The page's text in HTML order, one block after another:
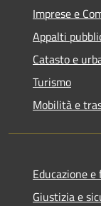
Imprese e
Appalti
Catasto e
Turismo
Mobilità e
Educazione
Giustizia e